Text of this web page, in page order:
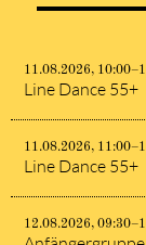
11.08.2026,
Line Dance 55+
11.08.2026,
Line Dance 55+
12.08.2026,